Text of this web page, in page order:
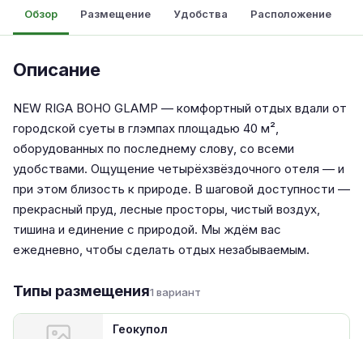
Обзор Размещение Удобства Расположение
Описание
NEW RIGA BOHO GLAMP — комфортный отдых вдали от
городской суеты в глэмпах площадью 40 м²,
оборудованных по последнему слову, со всеми
удобствами. Ощущение четырёхзвёздочного отеля — и
при этом близость к природе. В шаговой доступности —
прекрасный пруд, лесные просторы, чистый воздух,
тишина и единение с природой. Мы ждём вас
ежедневно, чтобы сделать отдых незабываемым.
Типы размещения1 вариант
Геокупол